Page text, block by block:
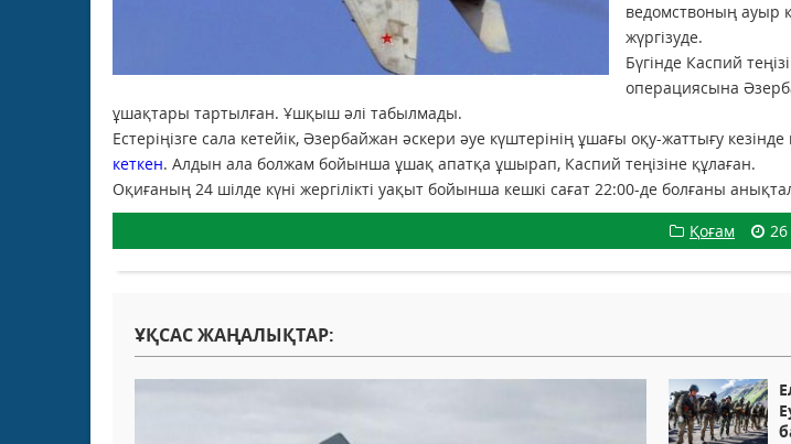
ведомствоның ауыр
жүргізуде.
Бүгінде Каспий
операциясына
ұшақтары тартылған. Ұшқыш әлі табылмады.
Естеріңізге сала кетейік, Әзербайжан әскери әуе күштерінің ұшағы оқу-жаттығу кезінде
кеткен. Алдын ала болжам бойынша ұшақ апатқа ұшырап, Каспий теңізіне құлаған.
Оқиғаның 24 шілде күні жергілікті уақыт бойынша кешкі сағат 22:00-де болғаны
Қоғам
ҰҚСАС ЖАҢАЛЫҚТАР: